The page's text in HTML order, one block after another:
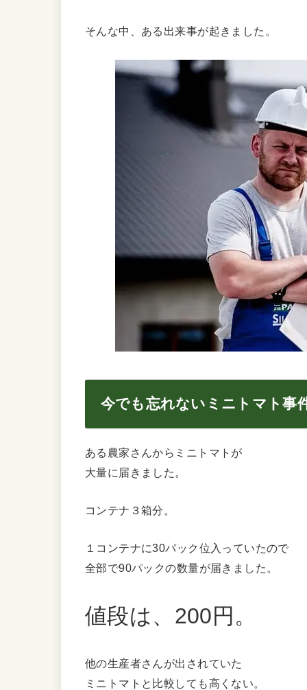
そんな中、ある出来事が起きました。
今でも忘れないミニトマト事
ある農家さんからミニトマトが
大量に届きました。
コンテナ３箱分。
１コンテナに30パック位入っていたので
全部で90パックの数量が届きました。
値段は、200円。
他の生産者さんが出されていた
ミニトマトと比較しても高くない。